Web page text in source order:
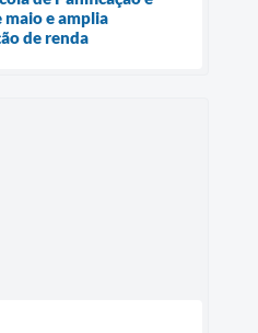
e amplia
de renda